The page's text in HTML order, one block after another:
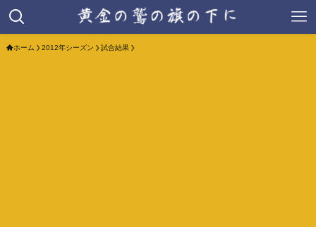
ホーム 2012年シーズン 試合結果